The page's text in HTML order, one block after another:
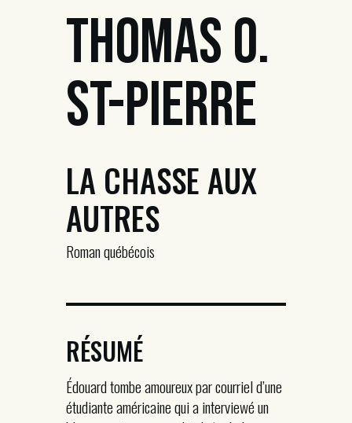
Thomas O.
St-Pierre
LA CHASSE AUX
AUTRES
Roman québécois
RÉSUMÉ
Édouard tombe amoureux par courriel d’une
étudiante américaine qui a interviewé un